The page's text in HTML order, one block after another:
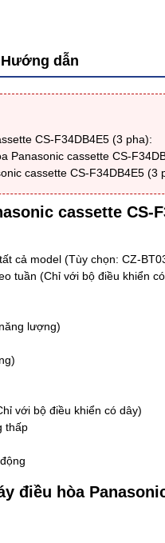
Hướng dẫn
CS-F34DB4E5 (3 pha):
Panasonic cassette CS-
cassette CS-F34DB4E5 (3
cassette CS-
cả model (Tùy chọn: CZ-
tuần (Chỉ với bộ điều khiển
lượng)
với bộ điều khiển có dây)
thấp
điều hòa